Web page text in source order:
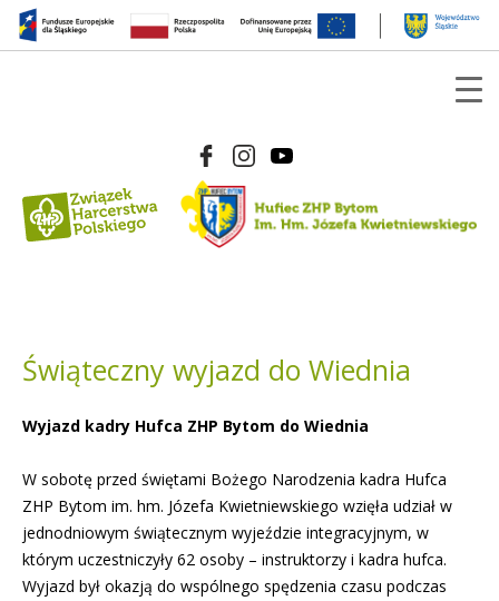
Świąteczny wyjazd do Wiednia
Wyjazd kadry Hufca ZHP Bytom do Wiednia
W sobotę przed świętami Bożego Narodzenia kadra Hufca
ZHP Bytom im. hm. Józefa Kwietniewskiego wzięła udział w
jednodniowym świątecznym wyjeździe integracyjnym, w
którym uczestniczyły 62 osoby – instruktorzy i kadra hufca.
Wyjazd był okazją do wspólnego spędzenia czasu podczas